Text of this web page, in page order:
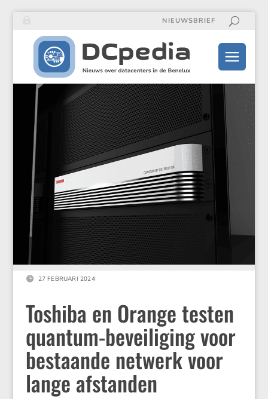
NIEUWSBRIEF
 27 FEBRUARI 2024
Toshiba en Orange testen
quantum-beveiliging voor
bestaande netwerk voor
lange afstanden